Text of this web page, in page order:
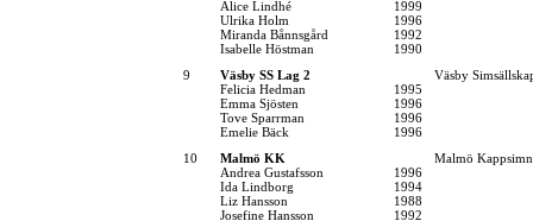
Alice Lindhé
1999
Ulrika Holm
1996
Miranda Bånnsgård
1992
Isabelle Höstman
1990
9
Väsby SS Lag 2
Väsby
Felicia Hedman
1995
Emma Sjösten
1996
Tove Sparrman
1996
Emelie Bäck
1996
10
Malmö KK
Malmö
Andrea Gustafsson
1996
Ida Lindborg
1994
Liz Hansson
1988
Josefine Hansson
1992